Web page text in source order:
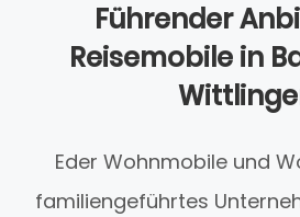
Führender
Reisemobile in
Eder Wohnmobile und
familiengeführtes